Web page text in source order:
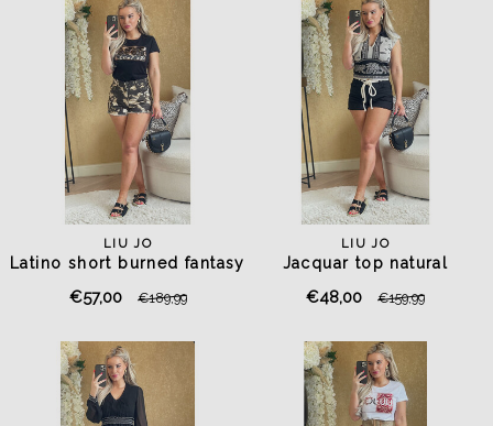
LIU JO
Latino short burned fantasy
€57,00 €189,99
LIU JO
Jacquar top natural
€48,00 €159,99